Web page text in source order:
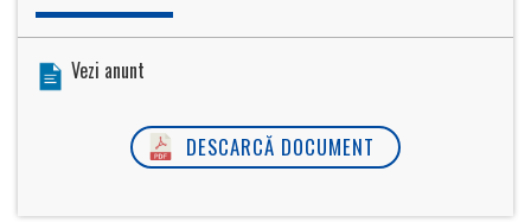
Vezi anunt
DESCARCĂ DOCUMENT